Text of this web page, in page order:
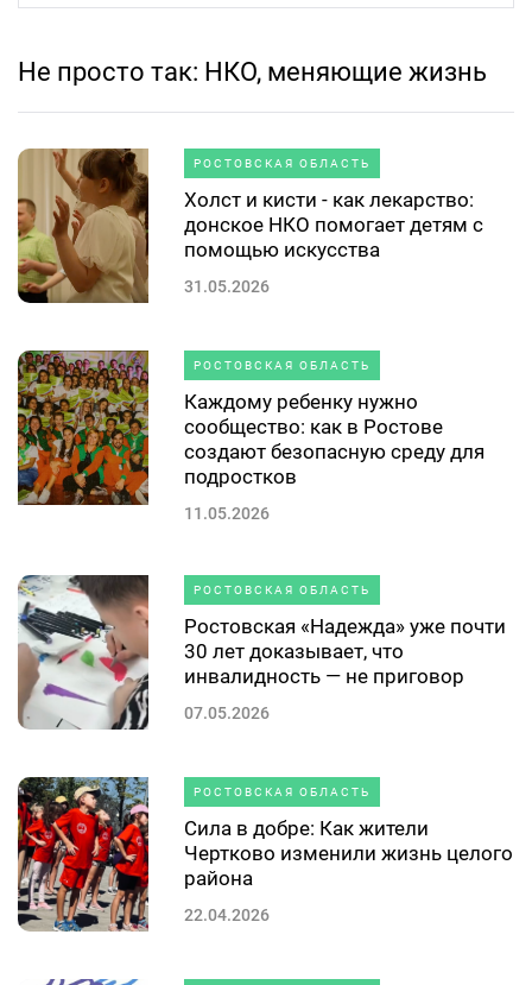
Не просто так: НКО, меняющие жизнь
РОСТОВСКАЯ ОБЛАСТЬ
Холст и кисти - как лекарство:
донское НКО помогает детям с
помощью искусства
31.05.2026
РОСТОВСКАЯ ОБЛАСТЬ
Каждому ребенку нужно
сообщество: как в Ростове
создают безопасную среду для
подростков
11.05.2026
РОСТОВСКАЯ ОБЛАСТЬ
Ростовская «Надежда» уже почти
30 лет доказывает, что
инвалидность — не приговор
07.05.2026
РОСТОВСКАЯ ОБЛАСТЬ
Сила в добре: Как жители
Чертково изменили жизнь целого
района
22.04.2026